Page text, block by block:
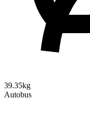
39.35kg
Autobus